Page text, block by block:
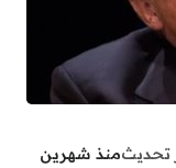
تحديثمنذ شهرين